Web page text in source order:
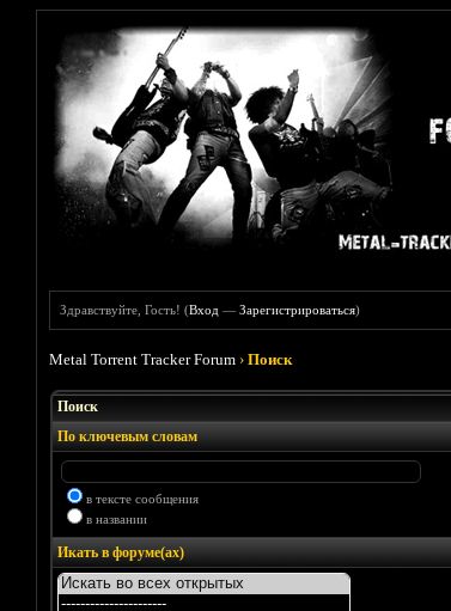
Здравствуйте, Гость! (Вход —Зарегистрироваться)
Metal Torrent Tracker Forum ›Поиск
Поиск
По ключевым словам
в тексте сообщения
в названии
Икать в форуме(ах)